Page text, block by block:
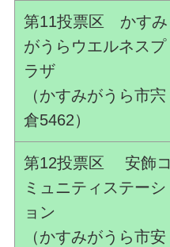
第11投票区 かすみ
がうらウエルネスプ
ラザ
（かすみがうら市宍
倉5462）
第12投票区 安飾コ
ミュニティステーシ
ョン
（かすみがうら市安